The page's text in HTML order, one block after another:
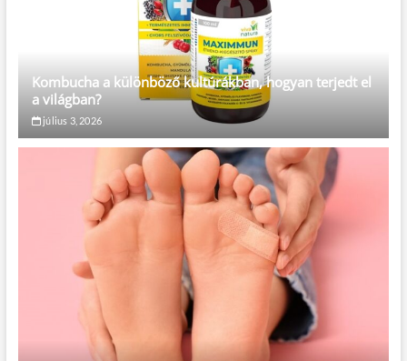
Kombucha a különböző kultúrákban, hogyan terjedt el
a világban?
július 3, 2026